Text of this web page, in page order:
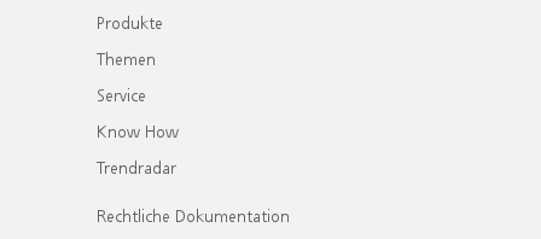
Produkte
Themen
Service
Know How
Trendradar
Rechtliche Dokumentation